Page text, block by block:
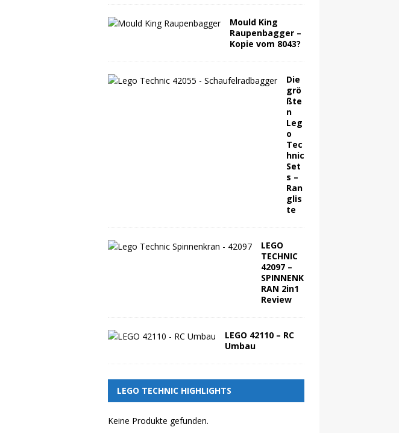
Mould King
Raupenbagger –
Kopie vom 8043?
Die
grö
ßte
n
Leg
o
Tec
hnic
Set
s –
Ran
glis
te
LEGO
TECHNIC
42097 –
SPINNENK
RAN 2in1
Review
LEGO 42110 – RC
Umbau
LEGO TECHNIC HIGHLIGHTS
Keine Produkte gefunden.